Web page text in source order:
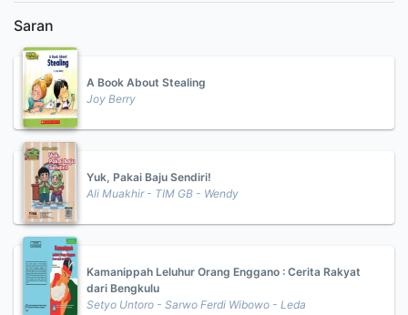
Saran
A Book About Stealing
Joy Berry
Yuk, Pakai Baju Sendiri!
Ali Muakhir - TIM GB - Wendy
Kamanippah Leluhur Orang Enggano : Cerita Rakyat
dari Bengkulu
Setyo Untoro - Sarwo Ferdi Wibowo - Leda